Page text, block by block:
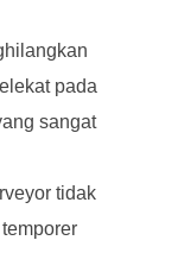
pada
sangat
tidak